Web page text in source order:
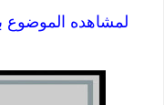
لمشاهده الموضوع